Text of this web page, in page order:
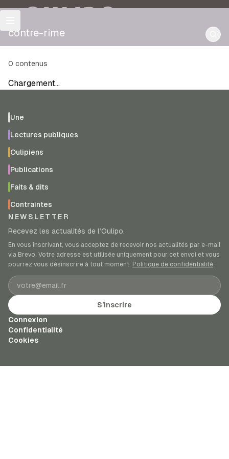
OULIPO
contre-rime
0 contenus
Chargement…
Une
Lectures publiques
Oulipiens
Publications
Faits & dits
Contraintes
NEWSLETTER
Recevez les actualités de l’Oulipo.
En vous inscrivant, vous acceptez de recevoir nos actualités par e-mail
via Brevo. Votre adresse est utilisée uniquement pour cet envoi et vous
pourrez vous désinscrire à tout moment. Politique de confidentialité.
Adresse e-mail
S’inscrire
Connexion
Confidentialité
Cookies